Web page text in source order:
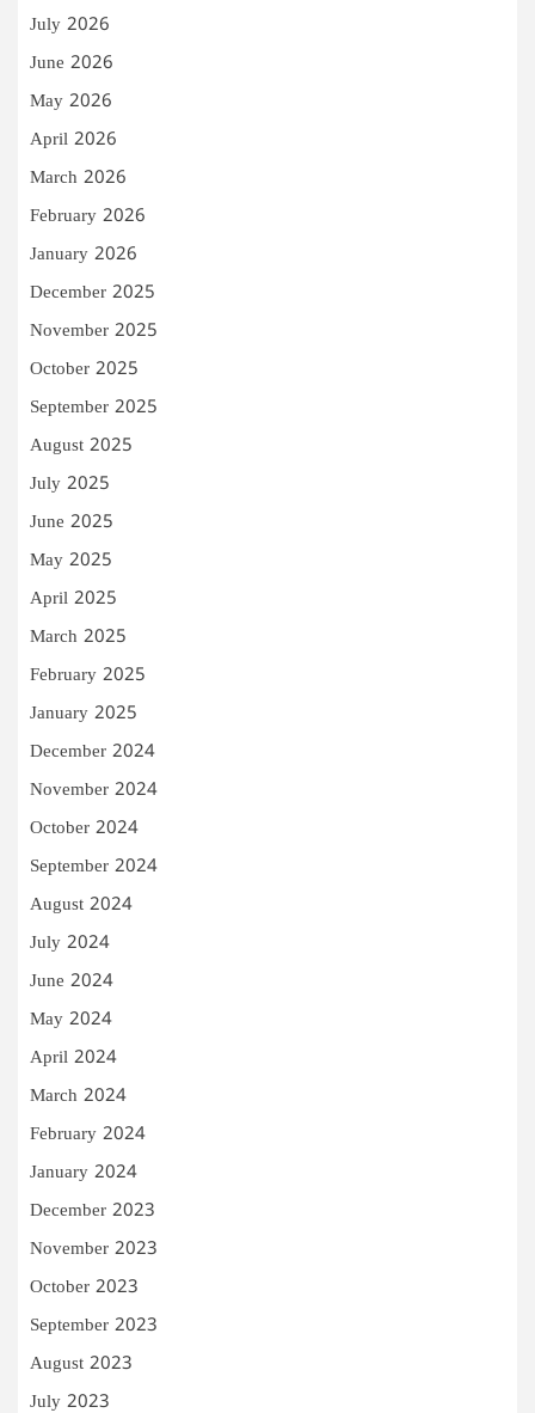
July 2026
June 2026
May 2026
April 2026
March 2026
February 2026
January 2026
December 2025
November 2025
October 2025
September 2025
August 2025
July 2025
June 2025
May 2025
April 2025
March 2025
February 2025
January 2025
December 2024
November 2024
October 2024
September 2024
August 2024
July 2024
June 2024
May 2024
April 2024
March 2024
February 2024
January 2024
December 2023
November 2023
October 2023
September 2023
August 2023
July 2023